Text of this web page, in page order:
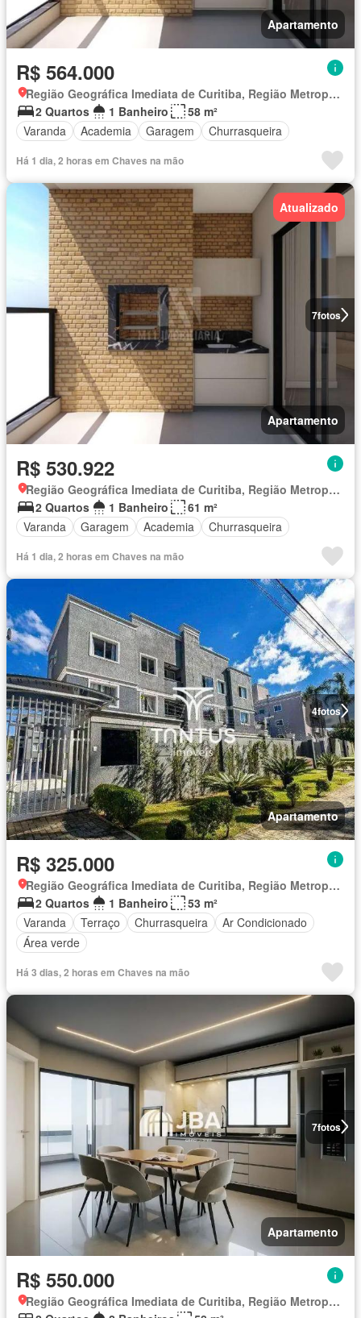
Apartamento
R$ 564.000
Região Geográfica Imediata de Curitiba, Região Metropolitana de Curitiba
2 Quartos
1 Banheiro
58 m²
Varanda
Academia Garagem Churrasqueira
Há 1 dia, 2 horas em Chaves na mão
7fotos
Atualizado
Apartamento
R$ 530.922
Região Geográfica Imediata de Curitiba, Região Metropolitana de Curitiba
2 Quartos
1 Banheiro
61 m²
Varanda
Garagem Academia Churrasqueira
Há 1 dia, 2 horas em Chaves na mão
4fotos
Apartamento
R$ 325.000
Região Geográfica Imediata de Curitiba, Região Metropolitana de Curitiba
2 Quartos
1 Banheiro
53 m²
Varanda
Terraço Churrasqueira
Ar Condicionado
Área verde
Há 3 dias, 2 horas em Chaves na mão
7fotos
Apartamento
R$ 550.000
Região Geográfica Imediata de Curitiba, Região Metropolitana de Curitiba